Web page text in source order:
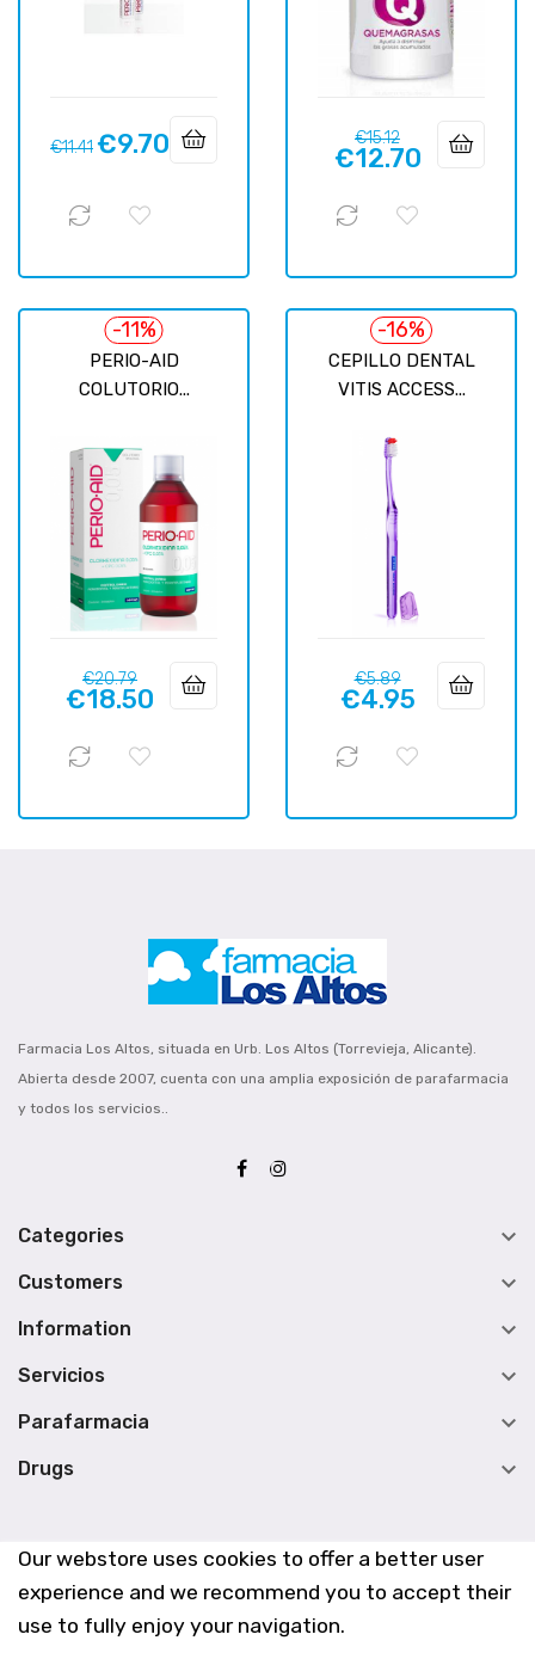
Our webstore uses cookies to offer a better user
experience and we recommend you to accept their
use to fully enjoy your navigation.
Regular
€11.41Price
€9.70
Regular
price
€15.12Price
€12.70
PERIO-AID
COLUTORIO...
-11%
Regular
price
€20.79Price
€18.50
CEPILLO DENTAL
VITIS ACCESS...
-16%
Regular
price
€5.89Price
€4.95
Farmacia Los Altos, situada en Urb. Los Altos (Torrevieja, Alicante).
Abierta desde 2007, cuenta con una amplia exposición de parafarmacia
y todos los servicios..
Categories 
Customers 
Information 
Servicios 
Parafarmacia 
Drugs 